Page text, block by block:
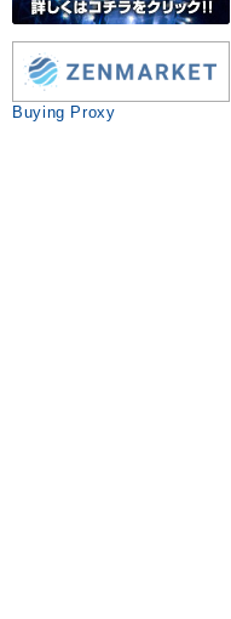
Buying Proxy